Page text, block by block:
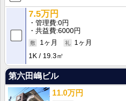
7.5万円
管理費 0円
共益費 6000円
1ヶ月
1ヶ月
1K
19.3㎡
第六田嶋ビル
11.0万円